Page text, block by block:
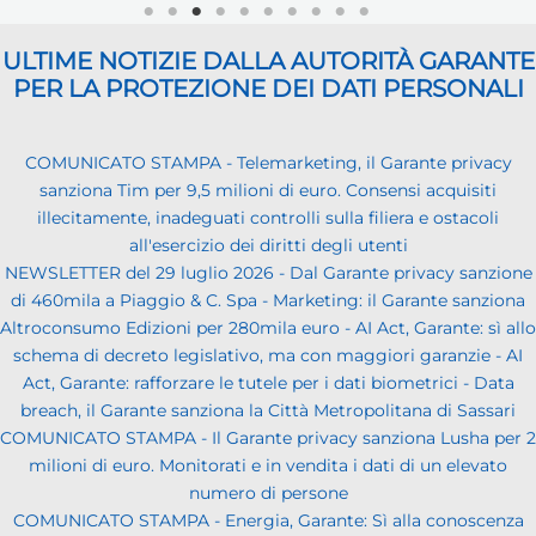
ULTIME NOTIZIE DALLA AUTORITÀ GARANTE
PER LA PROTEZIONE DEI DATI PERSONALI
COMUNICATO STAMPA - Telemarketing, il Garante privacy
sanziona Tim per 9,5 milioni di euro. Consensi acquisiti
illecitamente, inadeguati controlli sulla filiera e ostacoli
all'esercizio dei diritti degli utenti
NEWSLETTER del 29 luglio 2026 - Dal Garante privacy sanzione
di 460mila a Piaggio & C. Spa - Marketing: il Garante sanziona
Altroconsumo Edizioni per 280mila euro - AI Act, Garante: sì allo
schema di decreto legislativo, ma con maggiori garanzie - AI
Act, Garante: rafforzare le tutele per i dati biometrici - Data
breach, il Garante sanziona la Città Metropolitana di Sassari
COMUNICATO STAMPA - Il Garante privacy sanziona Lusha per 2
milioni di euro. Monitorati e in vendita i dati di un elevato
numero di persone
COMUNICATO STAMPA - Energia, Garante: Sì alla conoscenza